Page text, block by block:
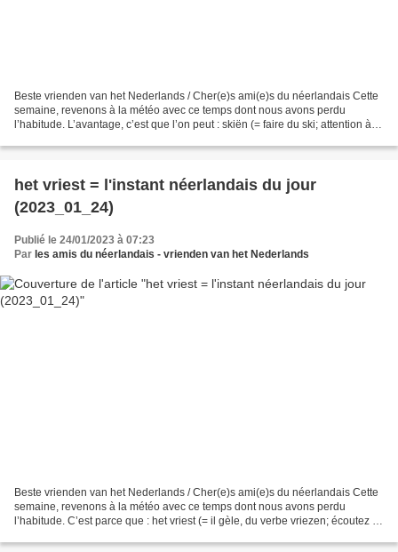
Beste vrienden van het Nederlands / Cher(e)s ami(e)s du néerlandais Cette
semaine, revenons à la météo avec ce temps dont nous avons perdu
l’habitude. L’avantage, c’est que l’on peut : skiën (= faire du ski; attention à la
het vriest = l'instant néerlandais du jour
(2023_01_24)
Publié le 24/01/2023 à 07:23
Par les amis du néerlandais - vrienden van het Nederlands
Beste vrienden van het Nederlands / Cher(e)s ami(e)s du néerlandais Cette
semaine, revenons à la météo avec ce temps dont nous avons perdu
l’habitude. C’est parce que : het vriest (= il gèle, du verbe vriezen; écoutez le